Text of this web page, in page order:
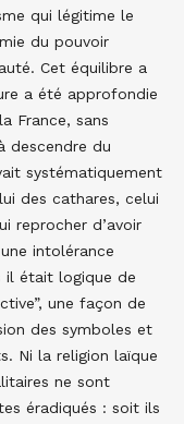
qui légitime le
du pouvoir
Cet équilibre a
a été approfondie
France, sans
descendre du
systématiquement
des cathares, celui
reprocher d’avoir
intolérance
il était logique de
une façon de
des symboles et
Ni la religion laïque
ne sont
éradiqués : soit ils